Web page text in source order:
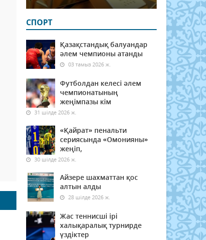
СПОРТ
Қазақстандық балуандар
әлем чемпионы атанды
03 тамыз 2026 ж.
Футболдан келесі әлем
чемпионатының
жеңімпазы кім
31 шілде 2026 ж.
«Қайрат» пенальти
сериясында «Омонияны»
жеңіп,
30 шілде 2026 ж.
Айзере шахматтан қос
алтын алды
28 шілде 2026 ж.
Жас теннисші ірі
халықаралық турнирде
үздіктер